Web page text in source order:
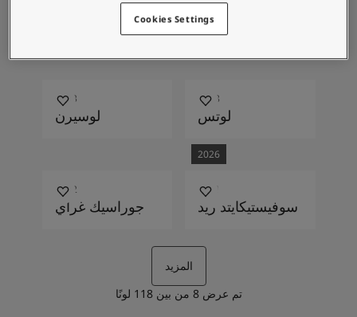
0486
إيرلي رين
1108
لوتس
1563
لوسيرن
2951
سوفيستيكايتد ريد
2026
8222
جوراسيك غراي
المزيد
تم عرض8 من بين118 لونًا
Cookies Settings